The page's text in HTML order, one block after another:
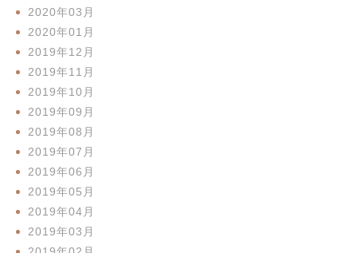
2020年03月
2020年01月
2019年12月
2019年11月
2019年10月
2019年09月
2019年08月
2019年07月
2019年06月
2019年05月
2019年04月
2019年03月